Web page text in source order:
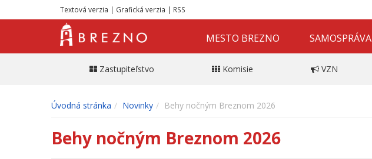
Textová verzia | Grafická verzia | RSS
MESTO BREZNO SAMOSPRÁVA
Zastupiteľstvo Komisie VZN
Úvodná stránka Novinky Behy nočným Breznom 2026
Behy nočným Breznom 2026